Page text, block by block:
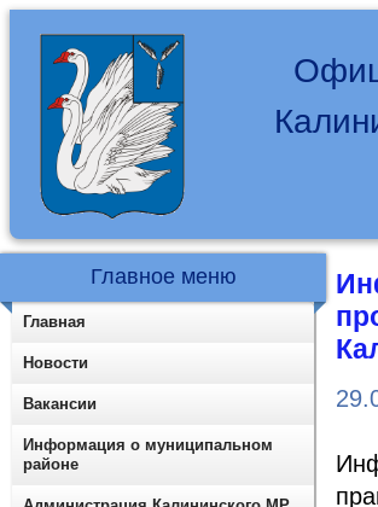
Главное меню
Главная
Новости
Вакансии
Информация о муниципальном
районе